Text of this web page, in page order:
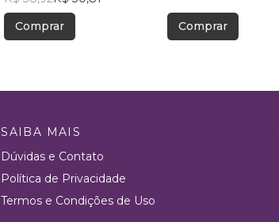
Comprar
Comprar
SAIBA MAIS
Dúvidas e Contato
Política de Privacidade
Termos e Condições de Uso